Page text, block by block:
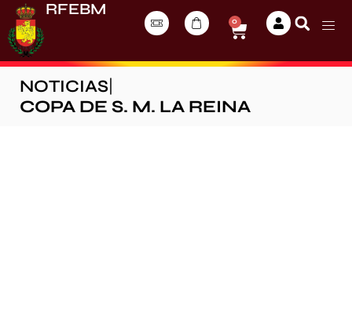
RFEBM
0
NOTICIAS
COPA DE S. M. LA REINA